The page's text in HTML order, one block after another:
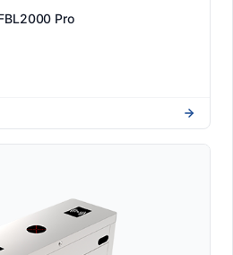
Pro